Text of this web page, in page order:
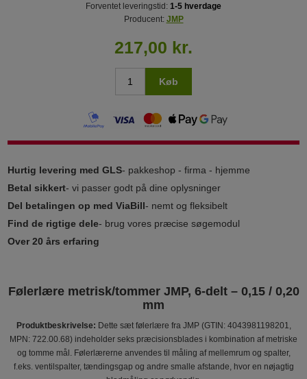
Forventet leveringstid: 1-5 hverdage
Producent: JMP
217,00 kr.
Køb
Hurtig levering med GLS- pakkeshop - firma - hjemme
Betal sikkert- vi passer godt på dine oplysninger
Del betalingen op med ViaBill- nemt og fleksibelt
Find de rigtige dele- brug vores præcise søgemodul
Over 20 års erfaring
Følerlære metrisk/tommer JMP, 6-delt – 0,15 / 0,20
mm
Produktbeskrivelse: Dette sæt følerlære fra JMP (GTIN: 4043981198201,
MPN: 722.00.68) indeholder seks præcisionsblades i kombination af metriske
og tomme mål. Følerlærerne anvendes til måling af mellemrum og spalter,
f.eks. ventilspalter, tændingsgap og andre smalle afstande, hvor en nøjagtig